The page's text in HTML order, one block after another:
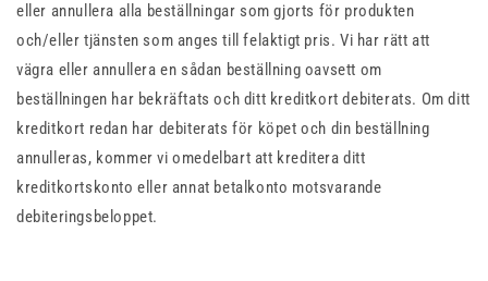
eller annullera alla beställningar som gjorts för produkten
och/eller tjänsten som anges till felaktigt pris. Vi har rätt att
vägra eller annullera en sådan beställning oavsett om
beställningen har bekräftats och ditt kreditkort debiterats. Om ditt
kreditkort redan har debiterats för köpet och din beställning
annulleras, kommer vi omedelbart att kreditera ditt
kreditkortskonto eller annat betalkonto motsvarande
debiteringsbeloppet.